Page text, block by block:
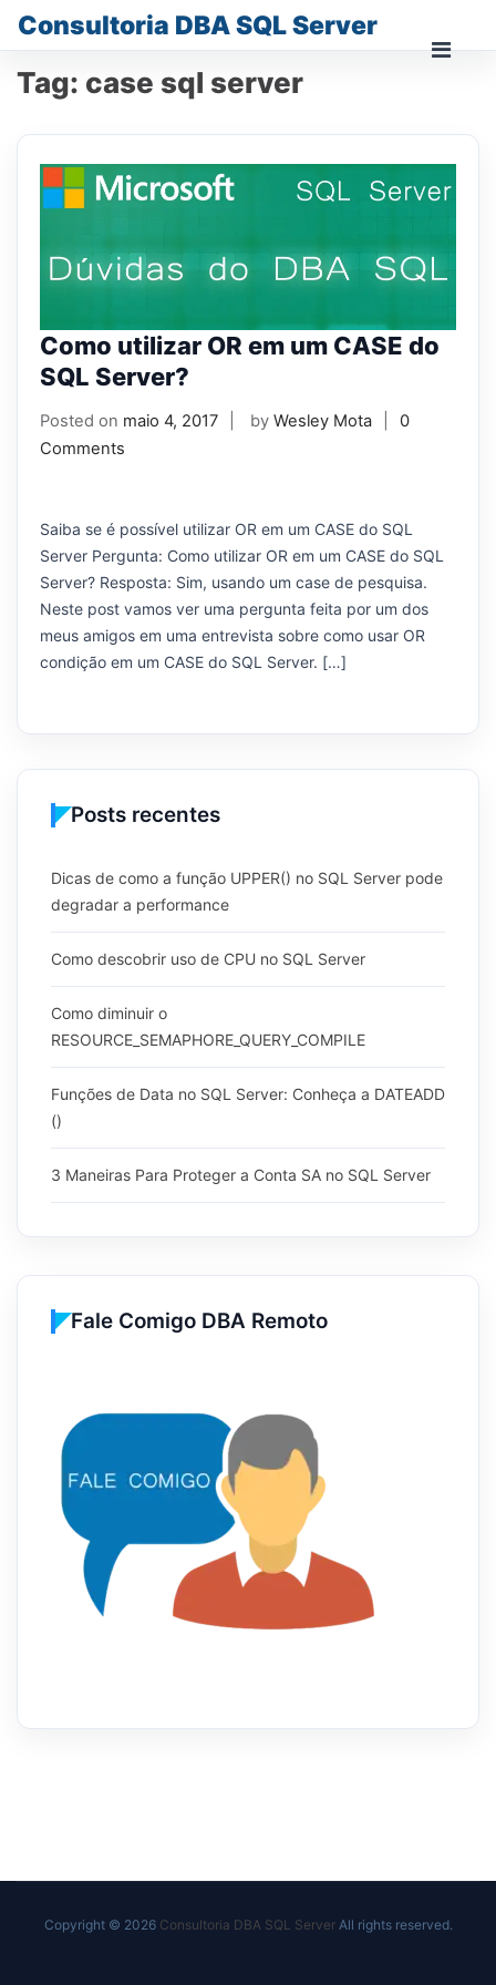
content
Consultoria DBA SQL Server
Tag: case sql server
Como utilizar OR em um CASE do
SQL Server?
Posted on maio 4, 2017 by Wesley Mota
0
Comments
Saiba se é possível utilizar OR em um CASE do SQL
Server Pergunta: Como utilizar OR em um CASE do SQL
Server? Resposta: Sim, usando um case de pesquisa.
Neste post vamos ver uma pergunta feita por um dos
meus amigos em uma entrevista sobre como usar OR
condição em um CASE do SQL Server. […]
Posts recentes
Dicas de como a função UPPER() no SQL Server pode
degradar a performance
Como descobrir uso de CPU no SQL Server
Como diminuir o
RESOURCE_SEMAPHORE_QUERY_COMPILE
Funções de Data no SQL Server: Conheça a DATEADD
()
3 Maneiras Para Proteger a Conta SA no SQL Server
Fale Comigo DBA Remoto
Copyright © 2026 Consultoria DBA SQL ServerAll rights reserved.